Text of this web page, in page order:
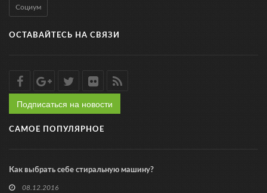
Социум
ОСТАВАЙТЕСЬ НА СВЯЗИ
Подписаться на новости
САМОЕ ПОПУЛЯРНОЕ
Как выбрать себе стиральную машину?
08.12.2016